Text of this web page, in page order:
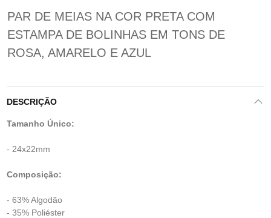
PAR DE MEIAS NA COR PRETA COM
ESTAMPA DE BOLINHAS EM TONS DE
ROSA, AMARELO E AZUL
DESCRIÇÃO
Tamanho Único:
- 24x22mm
Composição:
- 63% Algodão
- 35% Poliéster